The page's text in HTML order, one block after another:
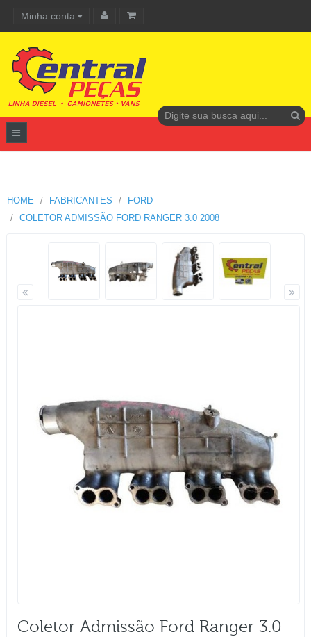
Minha conta
HOME FABRICANTES
FORD
COLETOR ADMISSÃO FORD RANGER 3.0 2008
Coletor Admissão Ford Ranger 3.0